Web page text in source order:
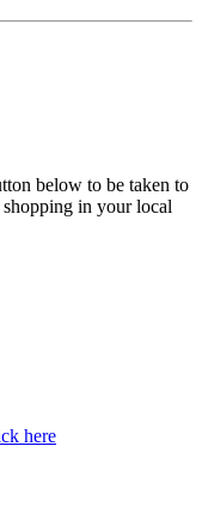
below to be taken to
in your local
here